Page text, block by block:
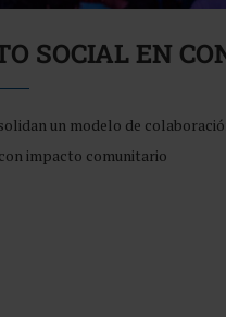
SOCIAL EN
un modelo de
impacto comunitario